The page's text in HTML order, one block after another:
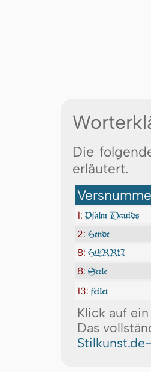
Die
erläutert.
1: Pſalm Dauids
2: Hende
8: HERRN
8: Seele
13: feilet
Klick auf
Das